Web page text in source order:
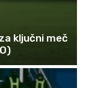
ključni meč